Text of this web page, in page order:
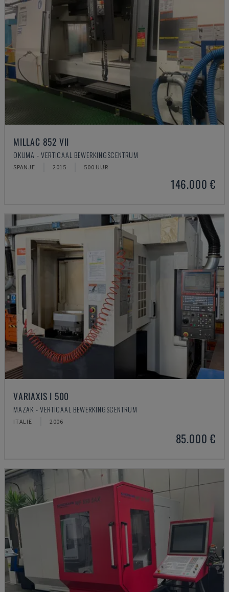
MILLAC 852 VII
OKUMA - VERTICAAL BEWERKINGSCENTRUM
SPANJE 2015 500 UUR
146.000 €
VARIAXIS I 500
MAZAK - VERTICAAL BEWERKINGSCENTRUM
ITALIË 2006
85.000 €